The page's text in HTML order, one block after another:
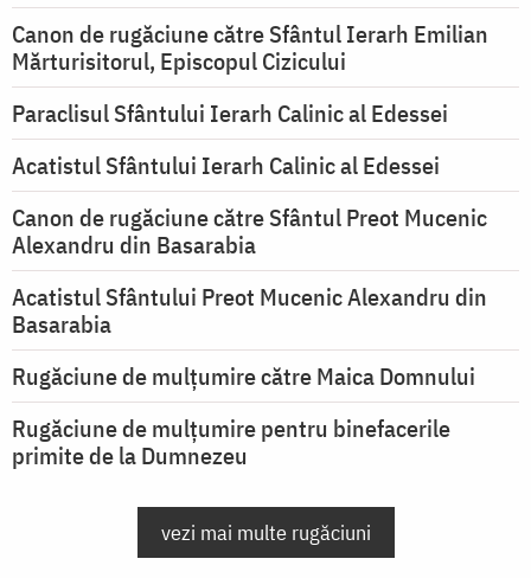
Canon de rugăciune către Sfântul Ierarh Emilian
Mărturisitorul, Episcopul Cizicului
Paraclisul Sfântului Ierarh Calinic al Edessei
Acatistul Sfântului Ierarh Calinic al Edessei
Canon de rugăciune către Sfântul Preot Mucenic
Alexandru din Basarabia
Acatistul Sfântului Preot Mucenic Alexandru din
Basarabia
Rugăciune de mulţumire către Maica Domnului
Rugăciune de mulțumire pentru binefacerile
primite de la Dumnezeu
vezi mai multe rugăciuni